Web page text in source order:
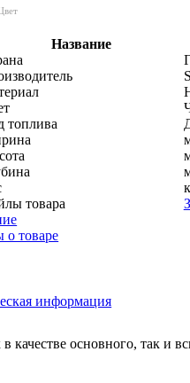
Название
топлива
товара
о товаре
информация
в качестве основного, так и